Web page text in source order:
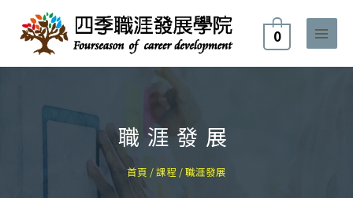
0
職涯發展
首頁 /課程 / 職涯發展